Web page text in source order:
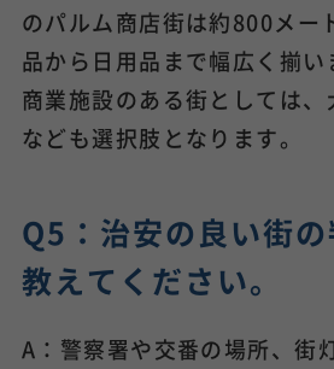
のパルム商店街は約800メー
品から日用品まで幅広く揃
商業施設のある街としては
なども選択肢となります。
Q5：治安の良い街
教えてください。
A：警察署や交番の場所、街